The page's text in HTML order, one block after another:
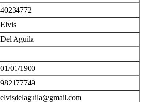
40234772
Elvis
Del Aguila
01/01/1900
982177749
elvisdelaguila@gmail.com